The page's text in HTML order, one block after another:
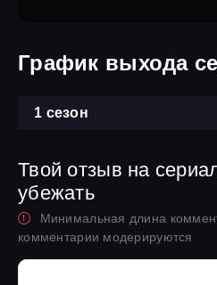
График выхода
1 сезон
Твой отзыв на
убежать
Минимальная длина
комментарии модерируются